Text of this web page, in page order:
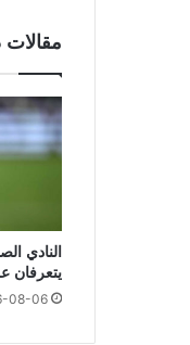
النادي
يتعرفان
08-06